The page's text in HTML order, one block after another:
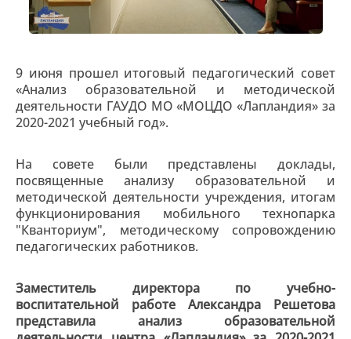
9 июня прошел итоговый педагогический совет
«Анализ образовательной и методической
деятельности ГАУДО МО «МОЦДО «Лапландия» за
2020-2021 учебный год».
На совете были представлены доклады,
посвященные анализу образовательной и
методической деятельности учреждения, итогам
функционирования мобильного технопарка
"Кванториум", методическому сопровождению
педагогических работников.
Заместитель директора по учебно-
воспитательной работе Александра Решетова
представила анализ образовательной